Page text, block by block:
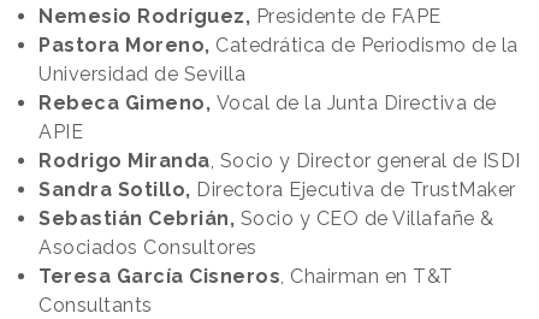
Nemesio Rodríguez, Presidente de FAPE
Pastora Moreno, Catedrática de Periodismo de la
Universidad de Sevilla
Rebeca Gimeno, Vocal de la Junta Directiva de
APIE
Rodrigo Miranda , Socio y Director general de ISDI
Sandra Sotillo, Directora Ejecutiva de TrustMaker
Sebastián Cebrián, Socio y CEO de Villafañe &
Asociados Consultores
Teresa García Cisneros , Chairman en T&T
Consultants